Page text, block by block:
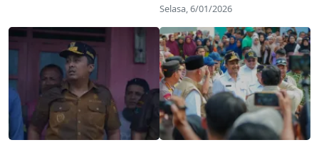
Selasa, 6/01/2026